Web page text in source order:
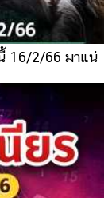
นี้ 16/2/66 มาแน่